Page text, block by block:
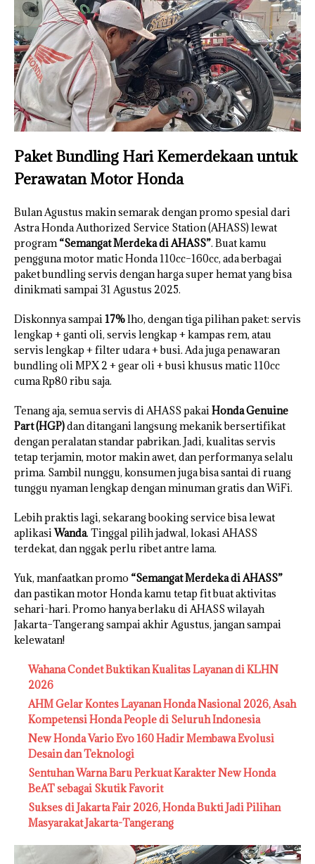
Paket Bundling Hari Kemerdekaan untuk
Perawatan Motor Honda
Bulan Agustus makin semarak dengan promo spesial dari
Astra Honda Authorized Service Station (AHASS) lewat
program“Semangat Merdeka di AHASS”. Buat kamu
pengguna motor matic Honda 110cc–160cc, ada berbagai
paket bundling servis dengan harga super hemat yang bisa
dinikmati sampai 31 Agustus 2025.
Diskonnya sampai17%lho, dengan tiga pilihan paket: servis
lengkap + ganti oli, servis lengkap + kampas rem, atau
servis lengkap + filter udara + busi. Ada juga penawaran
bundling oli MPX 2 + gear oli + busi khusus matic 110cc
cuma Rp80 ribu saja.
Tenang aja, semua servis di AHASS pakaiHonda Genuine
Part (HGP)dan ditangani langsung mekanik bersertifikat
dengan peralatan standar pabrikan. Jadi, kualitas servis
tetap terjamin, motor makin awet, dan performanya selalu
prima. Sambil nunggu, konsumen juga bisa santai di ruang
tunggu nyaman lengkap dengan minuman gratis dan WiFi.
Lebih praktis lagi, sekarang booking service bisa lewat
aplikasiWanda. Tinggal pilih jadwal, lokasi AHASS
terdekat, dan nggak perlu ribet antre lama.
Yuk, manfaatkan promo “Semangat Merdeka di AHASS”
dan pastikan motor Honda kamu tetap fit buat aktivitas
sehari-hari. Promo hanya berlaku di AHASS wilayah
Jakarta–Tangerang sampai akhir Agustus, jangan sampai
kelewatan!
Wahana Condet Buktikan Kualitas Layanan di KLHN
2026
AHM Gelar Kontes Layanan Honda Nasional 2026, Asah
Kompetensi Honda People di Seluruh Indonesia
New Honda Vario Evo 160 Hadir Membawa Evolusi
Desain dan Teknologi
Sentuhan Warna Baru Perkuat Karakter New Honda
BeAT sebagai Skutik Favorit
Sukses di Jakarta Fair 2026, Honda Bukti Jadi Pilihan
Masyarakat Jakarta-Tangerang